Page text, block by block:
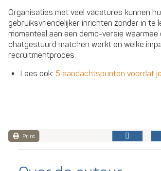
Organisaties met veel vacatures kunnen
gebruiksvriendelijker inrichten zonder in te
momenteel aan een demo-versie
chatgestuurd matchen werkt en welke
recruitmentproces.
Lees ook: 5 aandachtspunten voordat
Print